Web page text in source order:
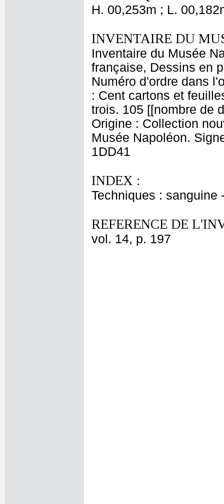
H. 00,253m ; L.
INVENTAIRE DU
Inventaire du Musée
française, Dessins en
Numéro d'ordre dans
: Cent cartons et
trois. 105 [[nombre de
Origine : Collection
Musée Napoléon.
1DD41
INDEX :
Techniques : sanguine
REFERENCE DE
vol. 14, p. 197